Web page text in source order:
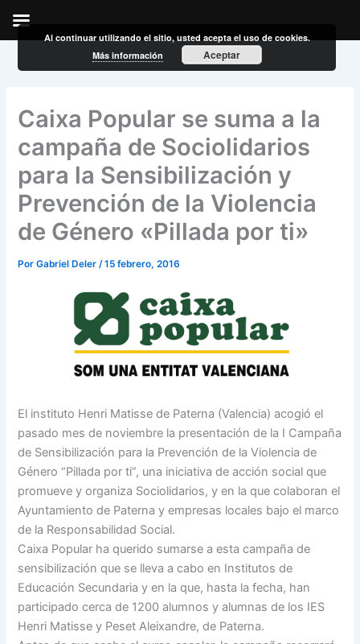
Caixa Popular se suma a la
campaña de Sociolidarios
para la Sensibilización y
Prevención de la Violencia
de Género «Pillada por ti»
PorGabriel Deler/15 febrero, 2016
El instituto Henri Matisse de Paterna (Valencia) acogió el
pasado mes de noviembre la presentación de la I Campaña
de Sensibilización para la Prevención de la Violencia de
Género “Pillada por ti”, una iniciativa de acción social que
promueve y organiza Sociolidarios, y en la que colaboran el
Ayuntamiento de Paterna y empresas locales bajo el marco
de la Responsabilidad Social.
Caixa Popular ha querido sumarse a esta campaña de
sensibilización que se lleva a cabo en Institutos de
Educación Secundaria y en la que, hasta la fecha, han
participado cerca de 1200 alumnos y alumnas de los IES
Henri Matisse y Peset Aleixandre, de Paterna.
Al continuar utilizando el sitio, usted acepta el uso de cookies.
Más información
Aceptar